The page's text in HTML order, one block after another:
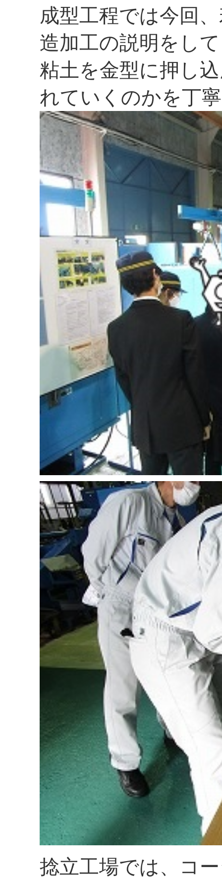
成型工程では今回
造加工の説明をし
粘土を金型に押し
れていくのかを丁
捻立工場では、コ